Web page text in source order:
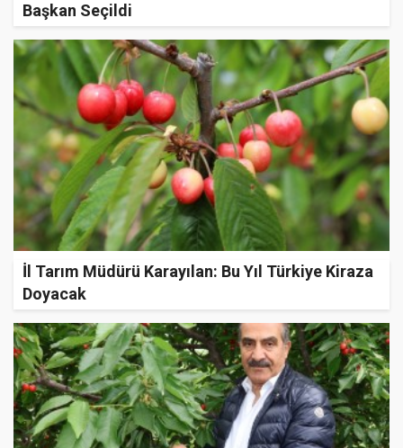
Başkan Seçildi
İl Tarım Müdürü Karayılan: Bu Yıl Türkiye Kiraza
Doyacak